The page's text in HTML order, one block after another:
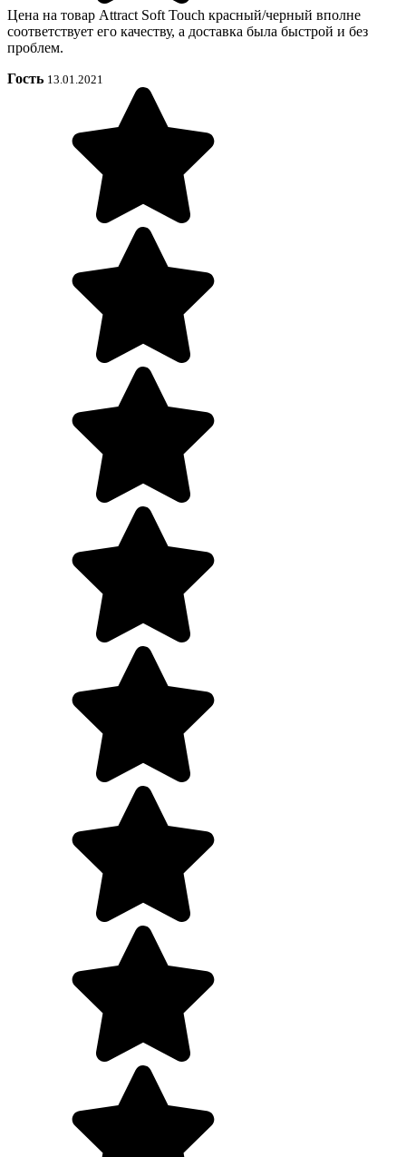
Цена на товар Attract Soft Touch красный/черный вполне
соответствует его качеству, а доставка была быстрой и без
проблем.
Гость 13.01.2021